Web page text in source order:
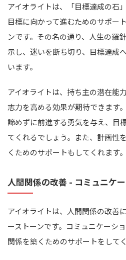
アイオライトは、「目標達成の石
目標に向かって進むためのサポー
ンです。その名の通り、人生の羅
示し、迷いを断ち切り、目標達成
います。
アイオライトは、持ち主の潜在能
志力を高める効果が期待できます
諦めずに前進する勇気を与え、目
てくれるでしょう。また、計画性
くためのサポートもしてくれます。
人間関係の改善 - コミュニケ
アイオライトは、人間関係の改善
ーストーンです。コミュニケーシ
関係を築くためのサポートをして